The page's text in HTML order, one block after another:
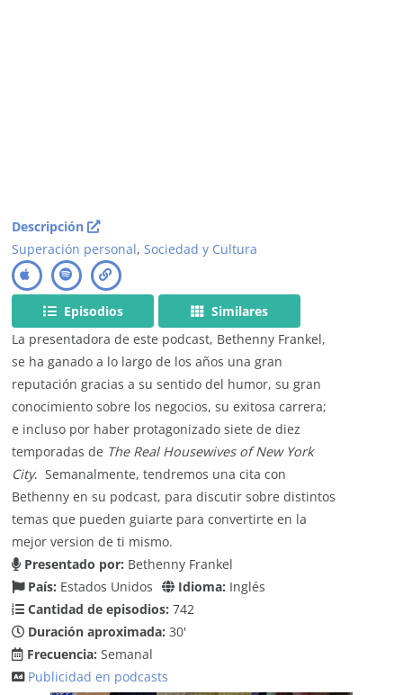
Descripción
Superación personal,Sociedad y Cultura
Episodios
Similares
La presentadora de este podcast, Bethenny Frankel,
se ha ganado a lo largo de los años una gran
reputación gracias a su sentido del humor, su gran
conocimiento sobre los negocios, su exitosa carrera;
e incluso por haber protagonizado siete de diez
temporadas de The Real Housewives of New York
City. Semanalmente, tendremos una cita con
Bethenny en su podcast, para discutir sobre distintos
temas que pueden guiarte para convertirte en la
mejor version de ti mismo.
Presentado por: Bethenny Frankel
País: Estados Unidos Idioma: Inglés
Cantidad de episodios: 742
Duración aproximada: 30'
Frecuencia: Semanal
Publicidad en podcasts